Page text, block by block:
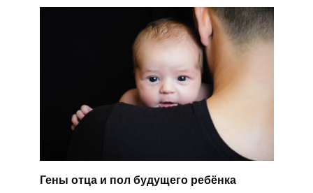
Гены отца и пол будущего ребёнка